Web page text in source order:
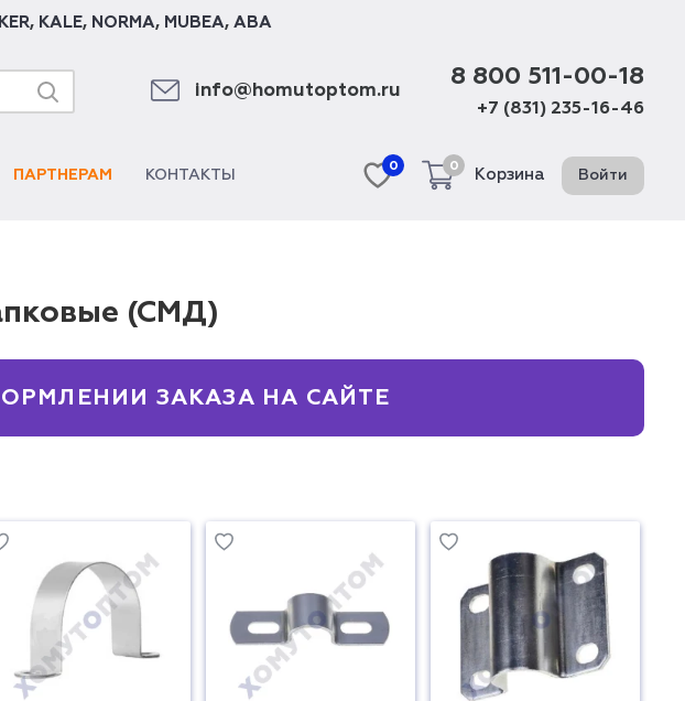
, KALE, NORMA, MUBEA, ABA
info@homutoptom.ru
8 800 511-00-18
+7 (831) 235-16-46
ПАРТНЕРАМ КОНТАКТЫ
0 0
Корзина Войти
(СМД)
ЗАКАЗА НА САЙТЕ